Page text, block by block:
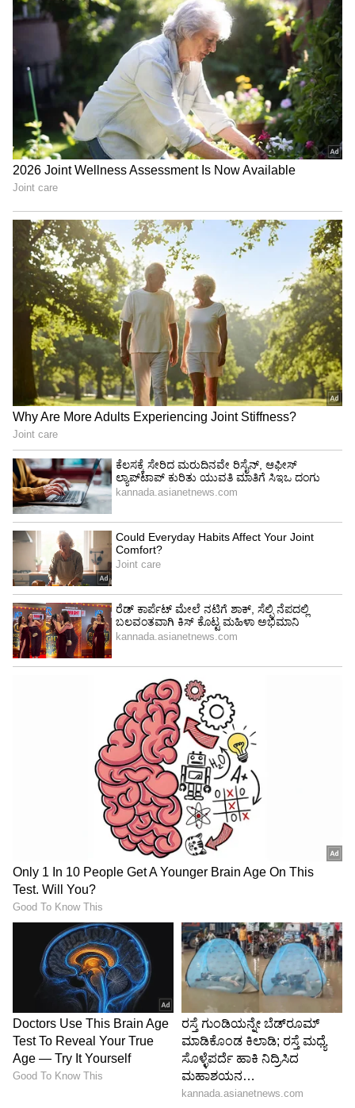
ಕಾರಣಗಳಿಂದ ಚಿತ್ರವು ಹೆಚ್ಚು ಜನಪ್ರಿಯವಾಗಿದೆ, ಚಿತ್ರದಲ್ಲಿನ
ವಿಎಫ್‌ಎಕ್ಸ್ ಎಫೆಕ್ಟ್‌ಗಳು ತುಂಬಾ ಚೆನ್ನಾಗಿದ್ದು ಯುವಕರನ್ನು
ಆಕರ್ಷಿಸುತ್ತವೆ. ಚಿತ್ರದಲ್ಲಿ ತೋರಿಸಿರುವ ರಾವಣನ ಪಾತ್ರವು
ವರ್ತಮಾನದ ರಾಕ್ಷಸ ಶಕ್ತಿಗಳನ್ನು ಪ್ರತಿನಿಧಿಸುತ್ತದೆ. ಚಿತ್ರದ
ಒಂದು ಅಥವಾ ಎರಡು ಸ್ಥಳಗಳಲ್ಲಿ, ಮೂಲಭೂತ
ಸಂಗತಿಗಳನ್ನು ಹೊರತುಪಡಿಸಿ ಎಲ್ಲವೂ ಚೆನ್ನಾಗಿದೆ. ಚಿತ್ರವು
ಅಶ್ಲೀಲ ಮತ್ತು ಅಸಭ್ಯ ದೃಶ್ಯಗಳಿಂದ ಸಂಪೂರ್ಣವಾಗಿ
ಮುಕ್ತವಾಗಿದೆ. ಈ ಸಿನಿಮಾವನ್ನು ಎಲ್ಲರೂ ನೋಡಲೇಬೇಕು.
ಮೋಹನ್ ಖಂಡೇಲ್ವಾಲ್ 'ಮುಕುಲ್'
Khandelwal)
ಸಂಸ್ಕೃತ ಮತ್ತು ಧಾರ್ಮಿಕ ವಿದ್ವಾಂಸ
Adipurush Release: ಆದಿಪುರುಷ್ ಒಂದು ಟಿಕೆಟ್‌
ಬೆಲೆ ಎಷ್ಟು ಗೊತ್ತಾ?: ಕೇಳಿದ್ರೆ ಶಾಕ್‌ ಆಗ್ತೀರಾ ..!
ಪ್ರತಿಯೊಬ್ಬ ಹಿಂದುವೂ ನೋಡಲೇಬೇಕಾದ ಚಿತ್ರ
ಆದಿಪುರುಷ ಯುವಕರನ್ನು ಸನಾತನ ಧರ್ಮದೊಂದಿಗೆ
ಸಂಪರ್ಕಿಸುವ ಕೆಲಸ ಮಾಡುತ್ತಿದೆ. ಇಂದಿನ ಯುವಜನತೆಗೆ
ಬಹುಮುಖ್ಯವಾಗಿರುವ ಸಿನಿಮಾದಲ್ಲಿ ಒಂದಲ್ಲ ಹಲವು
ಸಂದೇಶಗಳು ಅಡಗಿವೆ. ಚಿತ್ರದ ಸಂಗೀತ ಚೆನ್ನಾಗಿದೆ, ಕೆಲವು
ಕಾಲ್ಪನಿಕ ದೃಶ್ಯಗಳನ್ನು ಹೊರತುಪಡಿಸಿ, ಇದು ಶಾಸ್ತ್ರಗಳಿಗೆ
ಶೇ.50 ರಿಂದ ಶೇ.18 ಕ್ಕೆ TAX ಇಳಿಕೆ: ಮೋದಿ-
ಟ್ರಂಪ್ ಐತಿಹಾಸಿಕ ಒಪ್ಪಂದ | India US
Trade Deal | Party Rounds